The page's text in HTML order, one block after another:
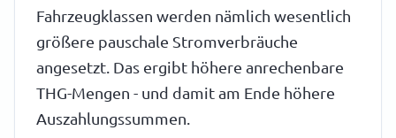
Fahrzeugklassen werden nämlich wesentlich
größere pauschale Stromverbräuche
angesetzt. Das ergibt höhere anrechenbare
THG-Mengen - und damit am Ende höhere
Auszahlungssummen.